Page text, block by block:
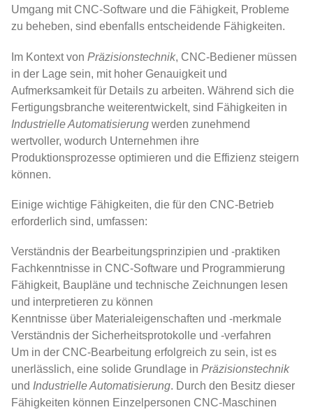
Umgang mit CNC-Software und die Fähigkeit, Probleme
zu beheben, sind ebenfalls entscheidende Fähigkeiten.
Im Kontext von Präzisionstechnik, CNC-Bediener müssen
in der Lage sein, mit hoher Genauigkeit und
Aufmerksamkeit für Details zu arbeiten. Während sich die
Fertigungsbranche weiterentwickelt, sind Fähigkeiten in
Industrielle Automatisierung werden zunehmend
wertvoller, wodurch Unternehmen ihre
Produktionsprozesse optimieren und die Effizienz steigern
können.
Einige wichtige Fähigkeiten, die für den CNC-Betrieb
erforderlich sind, umfassen:
Verständnis der Bearbeitungsprinzipien und -praktiken
Fachkenntnisse in CNC-Software und Programmierung
Fähigkeit, Baupläne und technische Zeichnungen lesen
und interpretieren zu können
Kenntnisse über Materialeigenschaften und -merkmale
Verständnis der Sicherheitsprotokolle und -verfahren
Um in der CNC-Bearbeitung erfolgreich zu sein, ist es
unerlässlich, eine solide Grundlage in Präzisionstechnik
und Industrielle Automatisierung. Durch den Besitz dieser
Fähigkeiten können Einzelpersonen CNC-Maschinen